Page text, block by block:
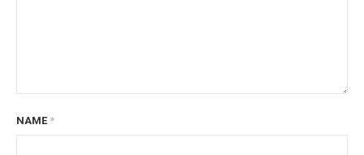
NAME *